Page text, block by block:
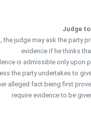
Judge
judge may ask the party
evidence if he thinks
is admissible only
the party undertakes to
alleged fact being first
require evidence to be